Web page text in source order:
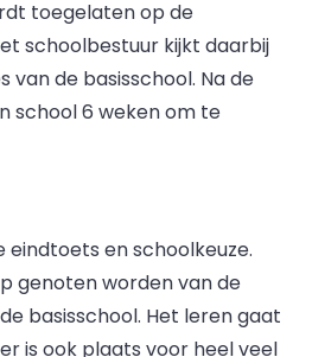
toegelaten op de
schoolbestuur kijkt daarbij
van de basisschool. Na de
school 6 weken om te
eindtoets en schoolkeuze.
genoten worden van de
basisschool. Het leren gaat
is ook plaats voor heel veel